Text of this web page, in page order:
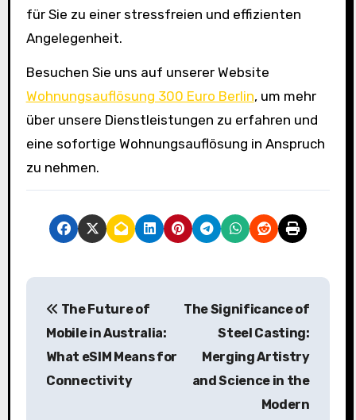
für Sie zu einer stressfreien und effizienten
Angelegenheit.
Besuchen Sie uns auf unserer Website
Wohnungsauflösung 300 Euro Berlin, um mehr
über unsere Dienstleistungen zu erfahren und
eine sofortige Wohnungsauflösung in Anspruch
zu nehmen.
P
The Future of
Mobile in Australia:
What eSIM Means for
Connectivity
The Significance of
Steel Casting:
Merging Artistry
and Science in the
Modern